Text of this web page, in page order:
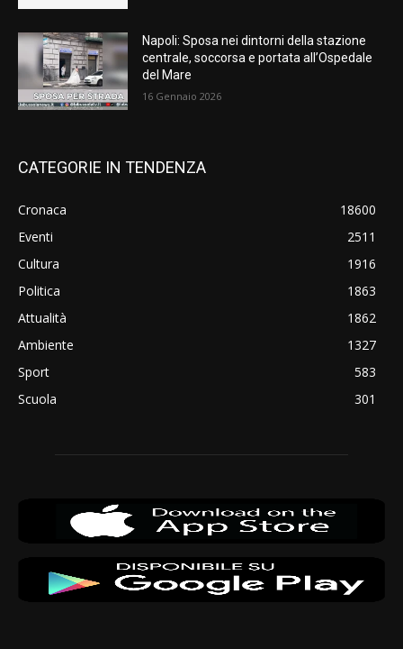
Napoli: Sposa nei dintorni della stazione
centrale, soccorsa e portata all’Ospedale
del Mare
16 Gennaio 2026
CATEGORIE IN TENDENZA
Cronaca
18600
Eventi
2511
Cultura
1916
Politica
1863
Attualità
1862
Ambiente
1327
Sport
583
Scuola
301